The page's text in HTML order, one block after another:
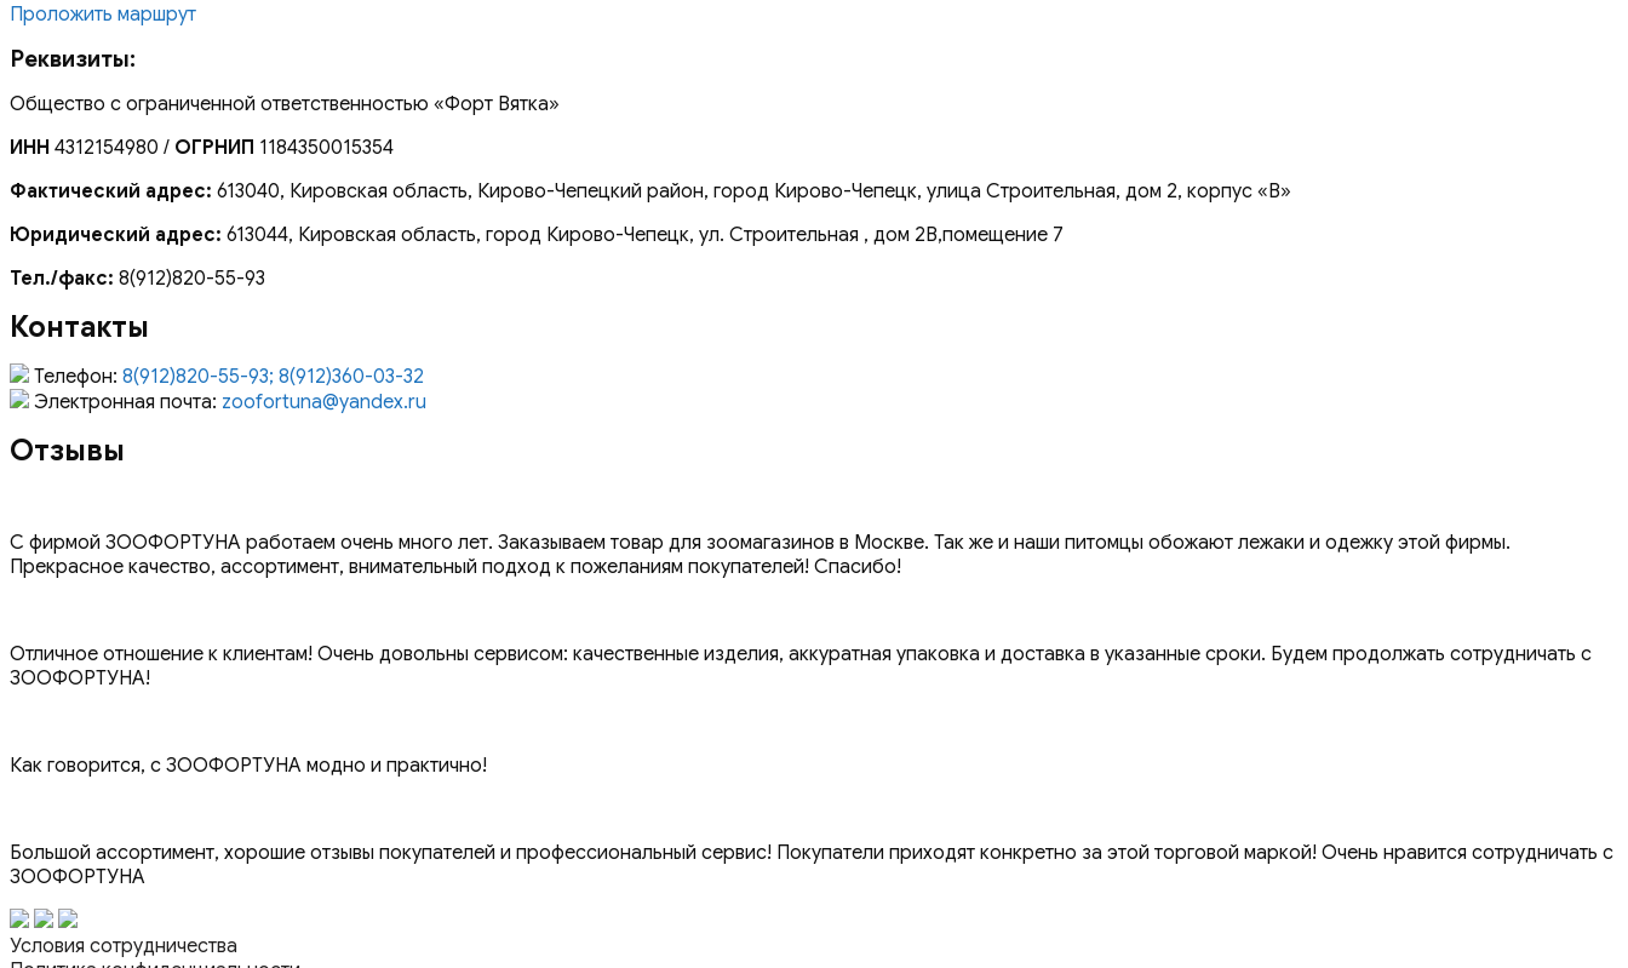
Проложить маршрут
Реквизиты:
Общество с ограниченной ответственностью «Форт Вятка»
ИНН 4312154980 / ОГРНИП 1184350015354
Фактический адрес: 613040, Кировская область, Кирово-Чепецкий район, город Кирово-Чепецк, улица Строительная, дом 2, корпус «В»
Юридический адрес: 613044, Кировская область, город Кирово-Чепецк, ул. Строительная , дом 2В,помещение 7
Тел./факс: 8(912)820-55-93
Контакты
Телефон: 8(912)820-55-93; 8(912)360-03-32
Электронная почта: zoofortuna@yandex.ru
Отзывы
С фирмой ЗООФОРТУНА работаем очень много лет. Заказываем товар для зоомагазинов в Москве. Так же и наши питомцы обожают лежаки и одежку этой фирмы.
Прекрасное качество, ассортимент, внимательный подход к пожеланиям покупателей! Спасибо!
Отличное отношение к клиентам! Очень довольны сервисом: качественные изделия, аккуратная упаковка и доставка в указанные сроки. Будем продолжать сотрудничать с
ЗООФОРТУНА!
Как говорится, с ЗООФОРТУНА модно и практично!
Большой ассортимент, хорошие отзывы покупателей и профессиональный сервис! Покупатели приходят конкретно за этой торговой маркой! Очень нравится сотрудничать с
ЗООФОРТУНА
Условия сотрудничества